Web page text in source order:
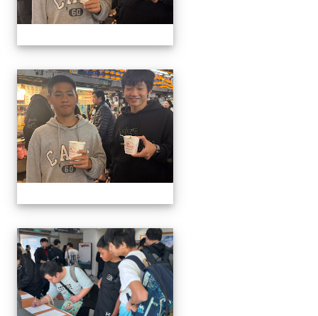
1141129.30學生遙控帆船比
1141129.30學生遙控帆船比